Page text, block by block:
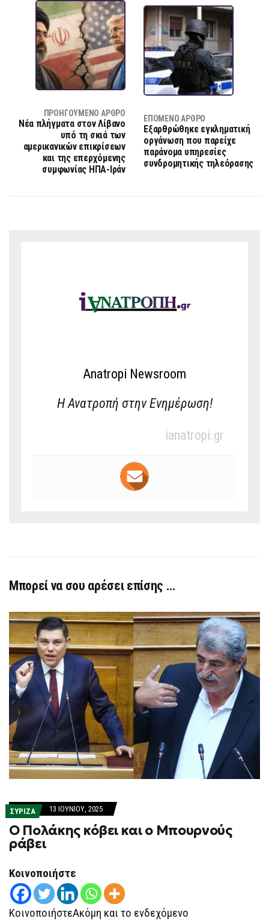
ΠΡΟΗΓΟΎΜΕΝΟ ΆΡΘΡΟ
Νέα πλήγματα στον Λίβανο
υπό τη σκιά των
αμερικανικών επικρίσεων
και της επερχόμενης
συμφωνίας ΗΠΑ-Ιράν
ΕΠΌΜΕΝΟ ΆΡΘΡΟ
Εξαρθρώθηκε εγκληματική
οργάνωση που παρείχε
παράνομα υπηρεσίες
συνδρομητικής τηλεόρασης
Anatropi Newsroom
Η Ανατροπή στην Ενημέρωση!
ianatropi.gr
Μπορεί να σου αρέσει επίσης …
ΣΥΡΙΖΑ 13 ΙΟΥΝΊΟΥ, 2025
Ο Πολάκης κόβει και ο Μπουρνούς
ράβει
Κοινοποιήστε
ΚοινοποιήστεΑκόμη και το ενδεχόμενο